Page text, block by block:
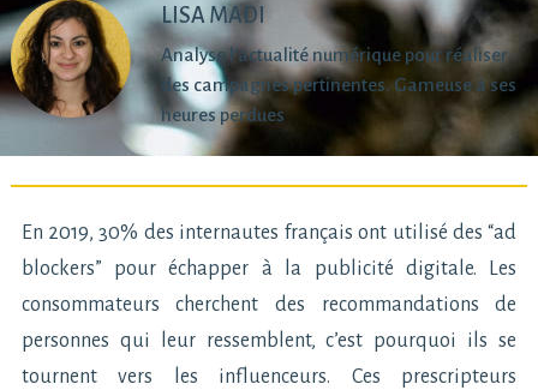
LISA MADI
Analyse l'actualité numérique pour réaliser
des campagnes pertinentes. Gameuse à ses
heures perdues
En 2019, 30% des internautes français ont utilisé des “ad
blockers” pour échapper à la publicité digitale. Les
consommateurs cherchent des recommandations de
personnes qui leur ressemblent, c’est pourquoi ils se
tournent vers les influenceurs. Ces prescripteurs